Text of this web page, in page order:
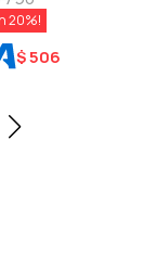
20
$506